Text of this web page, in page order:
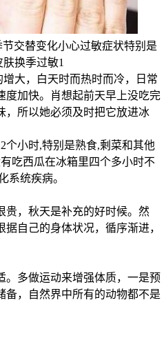
交替变化小心过敏症状特别是
换季过敏1
大，白天时而热时而冷，日常
度加快。肖想起前天早上没吃完
，所以她必须及时把它放进冰
个小时,特别是熟食,剩菜和其他
吃西瓜在冰箱里四个多小时不
系统疾病。
贵，秋天是补充的好时候。然
自己的身体状况，循序渐进，
。多做运动来增强体质，一是预
备，自然界中所有的动物都不是